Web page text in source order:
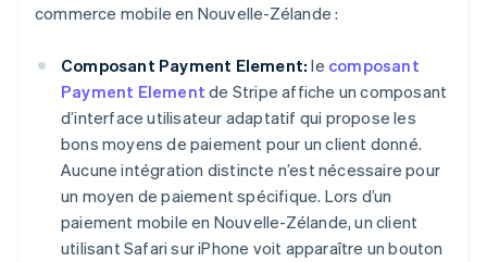
commerce mobile en Nouvelle-Zélande :
Composant Payment Element: le composant
Payment Element de Stripe affiche un composant
d’interface utilisateur adaptatif qui propose les
bons moyens de paiement pour un client donné.
Aucune intégration distincte n’est nécessaire pour
un moyen de paiement spécifique. Lors d’un
paiement mobile en Nouvelle-Zélande, un client
utilisant Safari sur iPhone voit apparaître un bouton